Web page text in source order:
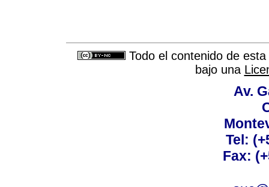
Todo el contenido de
bajo una
Av.
Tel:
Fax: